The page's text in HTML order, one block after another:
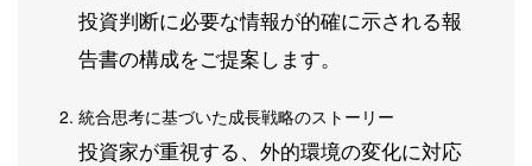
投資判断に必要な情報が的確に示される報
告書の構成をご提案します。
統合思考に基づいた成長戦略のストーリー
投資家が重視する、外的環境の変化に対応